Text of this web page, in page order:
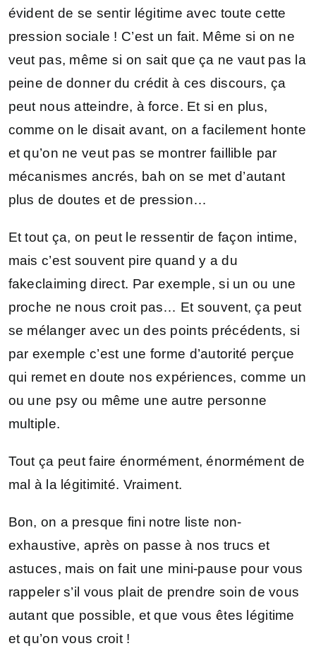
évident de se sentir légitime avec toute cette
pression sociale ! C’est un fait. Même si on ne
veut pas, même si on sait que ça ne vaut pas la
peine de donner du crédit à ces discours, ça
peut nous atteindre, à force. Et si en plus,
comme on le disait avant, on a facilement honte
et qu’on ne veut pas se montrer faillible par
mécanismes ancrés, bah on se met d’autant
plus de doutes et de pression…
Et tout ça, on peut le ressentir de façon intime,
mais c’est souvent pire quand y a du
fakeclaiming direct. Par exemple, si un ou une
proche ne nous croit pas… Et souvent, ça peut
se mélanger avec un des points précédents, si
par exemple c’est une forme d’autorité perçue
qui remet en doute nos expériences, comme un
ou une psy ou même une autre personne
multiple.
Tout ça peut faire énormément, énormément de
mal à la légitimité. Vraiment.
Bon, on a presque fini notre liste non-
exhaustive, après on passe à nos trucs et
astuces, mais on fait une mini-pause pour vous
rappeler s’il vous plait de prendre soin de vous
autant que possible, et que vous êtes légitime
et qu’on vous croit !